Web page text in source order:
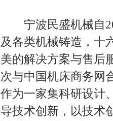
宁波民盛机械自
及各类机械铸造，十
美的解决方案与售后
次与中国机床商务网
作为一家集科研设计
导技术创新，以技术